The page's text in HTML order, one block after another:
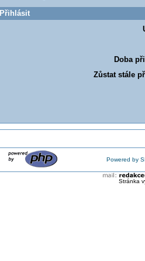
Přihlásit
Doba
Zůstat stále
Powered by
Stránka